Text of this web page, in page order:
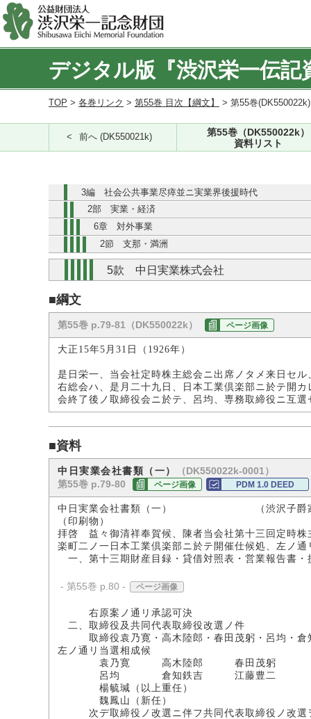
デジタル版『渋沢栄一伝記
TOP > 各巻リンク > 第55巻 目次【綱文】 > 第55巻
前へ (DK550021k)
第55巻（DK550022k）
資料リスト
3編 社会公共事業尽瘁並ニ実業界後援時代
2部 実業・経済
6章 対外事業
2節 支那・満洲
5款 中日実業株式会社
■綱文
第55巻 p.79-81（DK550022k） ページ画像
大正15年5月31日（1926年）
是日栄一、当会社定時株主総会ニ出席ノタメ来日セ
右総会ハ、是月二十九日、日本工業倶楽部ニ於テ開
会終了後ノ取締役会ニ於テ、呂均、専務取締役ニ互選
■資料
中日実業会社書類（一）
（DK550022k-0001）
第55巻 p.79-80
ページ画像 PDM 1.0 DEED
中日実業会社書類（一） （渋沢子爵家
（印刷物）
拝啓 益々御清祥奉賀候、陳者当会社第十三回定時株
楽町二ノ一日本工業倶楽部ニ於テ開催仕候処、左ノ
一、第十三期財産目録・貸借対照表・営業報告書
- 第55巻 p.80 - ページ画像
右原案ノ通リ承認可決
二、取締役及共同代表取締役改選ノ件
取締役袁乃寛・高木陸郎・春田茂躬・呂均・倉知
左ノ通リ当選相成候
袁乃寛 高木陸郎 春田茂躬
呂均 倉知鉄吉 江藤豊二
楊毓瑊（以上重任）
魏鳳山（新任）
次デ取締役ノ改選ニ伴フ共同代表取締役ノ改選